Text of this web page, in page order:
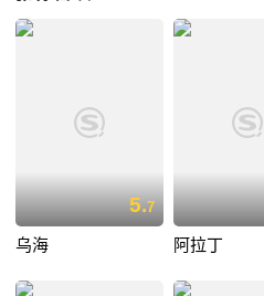
5.7
乌海 阿拉丁